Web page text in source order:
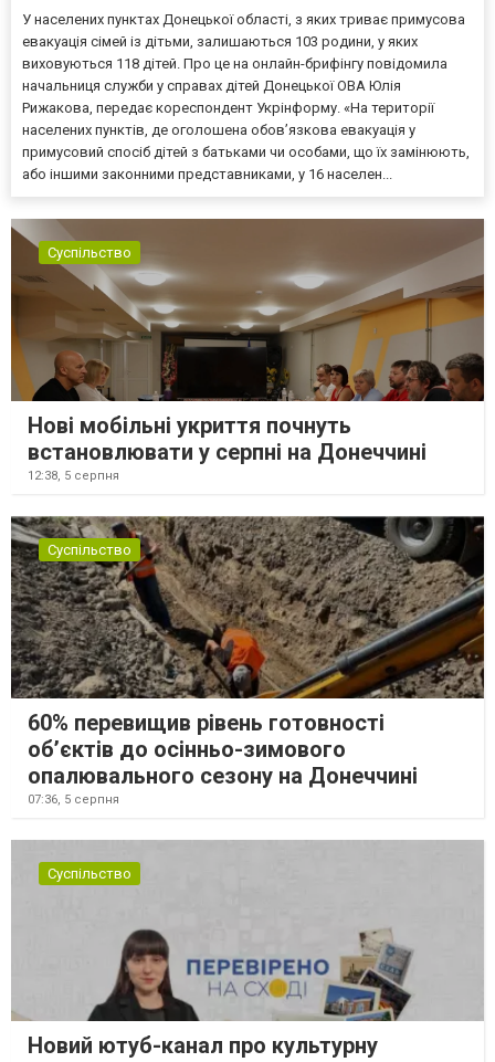
У населених пунктах Донецької області, з яких триває примусова
евакуація сімей із дітьми, залишаються 103 родини, у яких
виховуються 118 дітей. Про це на онлайн-брифінгу повідомила
начальниця служби у справах дітей Донецької ОВА Юлія
Рижакова, передає кореспондент Укрінформу. «На території
населених пунктів, де оголошена обов’язкова евакуація у
примусовий спосіб дітей з батьками чи особами, що їх замінюють,
або іншими законними представниками, у 16 населен...
Суспільство
Нові мобільні укриття почнуть
встановлювати у серпні на Донеччині
12:38, 5 серпня
Суспільство
60% перевищив рівень готовності
об’єктів до осінньо-зимового
опалювального сезону на Донеччині
07:36, 5 серпня
Суспільство
Новий ютуб-канал про культурну